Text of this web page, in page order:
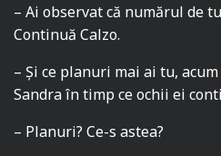
– Ai observat că numărul de
Continuă Calzo.
– Și ce planuri mai ai tu,
Sandra în timp ce ochii ei
– Planuri? Ce-s astea?